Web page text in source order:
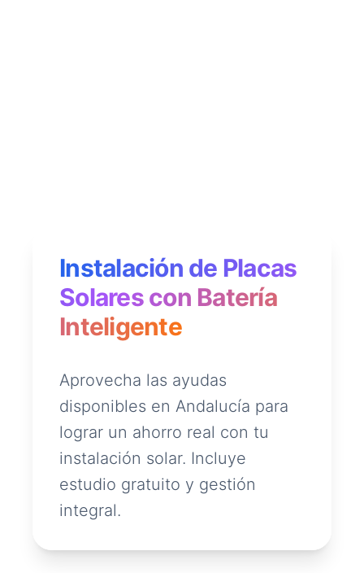
Instalación de Placas
Solares con Batería
Inteligente
Aprovecha las ayudas
disponibles en Andalucía para
lograr un ahorro real con tu
instalación solar. Incluye
estudio gratuito y gestión
integral.